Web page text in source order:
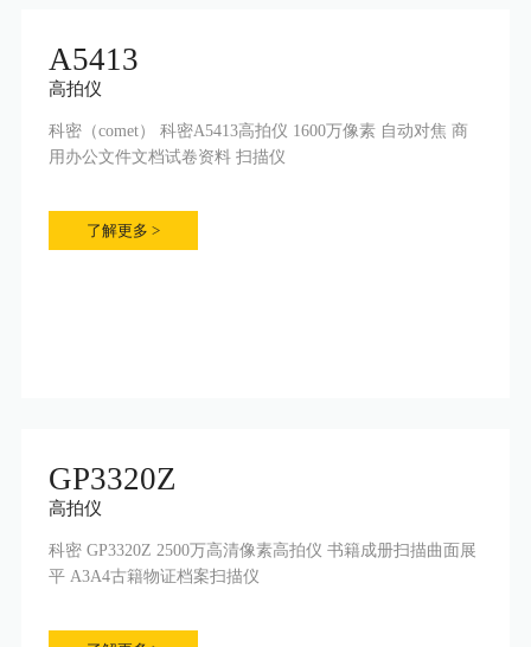
A5413
高拍仪
科密（comet） 科密A5413高拍仪 1600万像素 自动对焦 商
用办公文件文档试卷资料 扫描仪
了解更多 >
GP3320Z
高拍仪
科密 GP3320Z 2500万高清像素高拍仪 书籍成册扫描曲面展
平 A3A4古籍物证档案扫描仪